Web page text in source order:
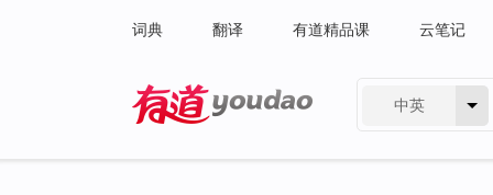
词典 翻译 有道精品课 云笔记
中英